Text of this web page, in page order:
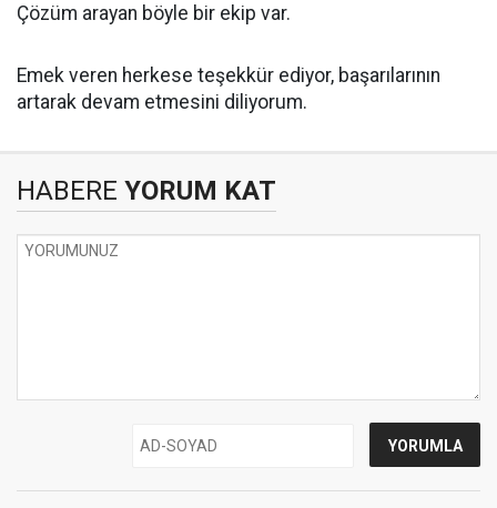
Çözüm arayan böyle bir ekip var.
Emek veren herkese teşekkür ediyor, başarılarının
artarak devam etmesini diliyorum.
HABERE YORUM KAT